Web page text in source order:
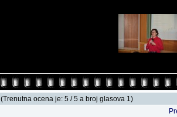
(Trenutna ocena je: 5 / 5 a broj glasova 1)